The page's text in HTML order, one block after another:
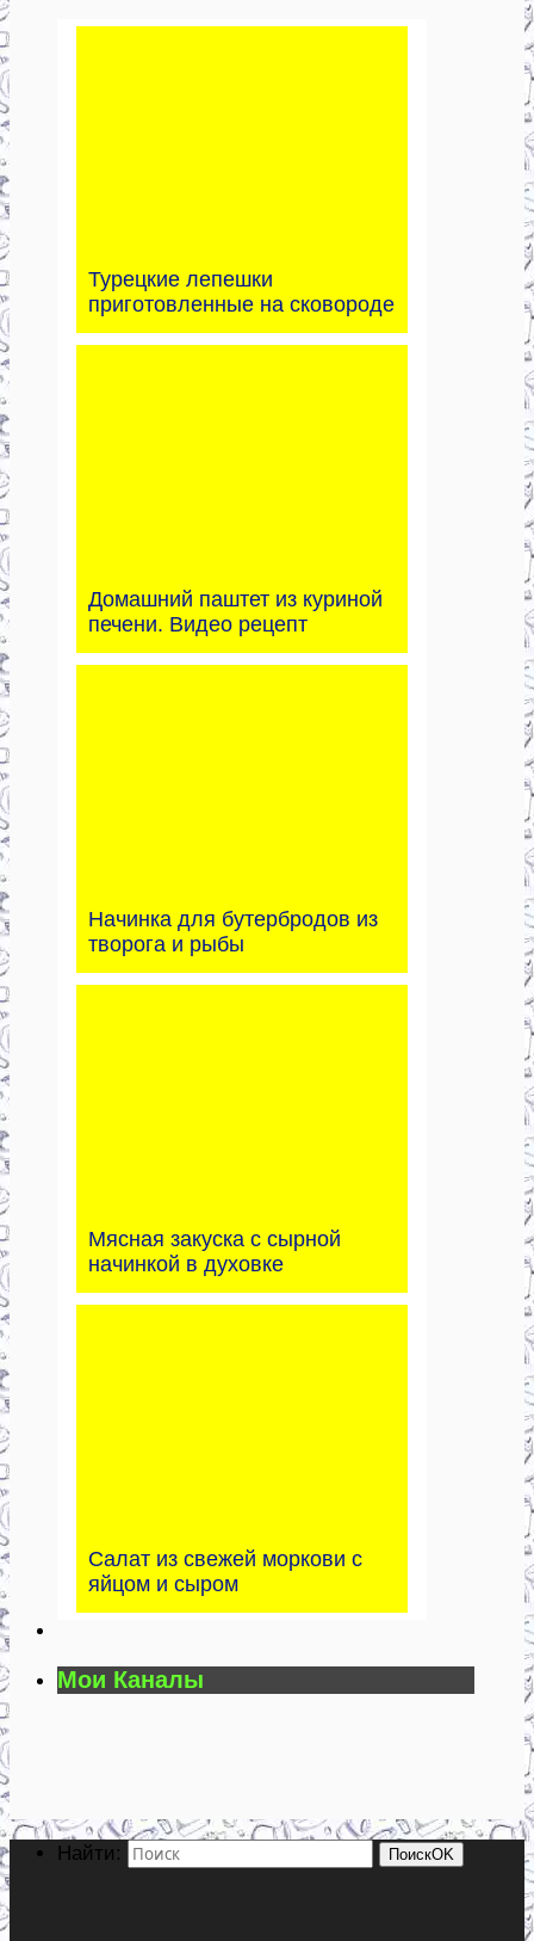
Турецкие лепешки
приготовленные на сковороде
Домашний паштет из куриной
печени. Видео рецепт
Начинка для бутербродов из
творога и рыбы
Мясная закуска с сырной
начинкой в духовке
Салат из свежей моркови с
яйцом и сыром
Мои Каналы
Найти: ПоискOK